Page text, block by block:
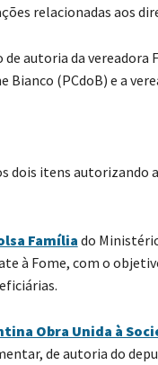
relacionadas aos
da vereadora
Bianco (PCdoB) e a
dois itens autorizando
Família do
à Fome, com o
Obra Unida à
de autoria do